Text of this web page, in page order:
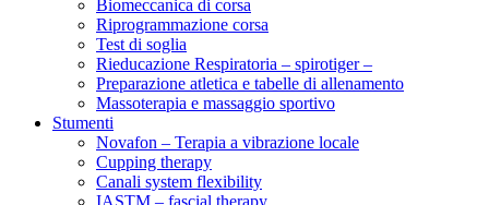
Biomeccanica di corsa
Riprogrammazione corsa
Test di soglia
Rieducazione Respiratoria – spirotiger –
Preparazione atletica e tabelle di allenamento
Massoterapia e massaggio sportivo
Stumenti
Novafon – Terapia a vibrazione locale
Cupping therapy
Canali system flexibility
IASTM – fascial therapy